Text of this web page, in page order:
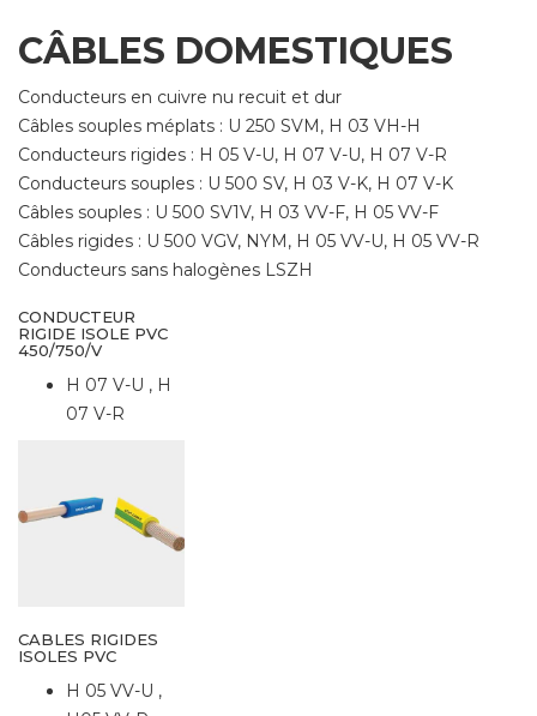
CÂBLES DOMESTIQUES
Conducteurs en cuivre nu recuit et dur
Câbles souples méplats : U 250 SVM, H 03 VH-H
Conducteurs rigides : H 05 V-U, H 07 V-U, H 07 V-R
Conducteurs souples : U 500 SV, H 03 V-K, H 07 V-K
Câbles souples : U 500 SV1V, H 03 VV-F, H 05 VV-F
Câbles rigides : U 500 VGV, NYM, H 05 VV-U, H 05 VV-R
Conducteurs sans halogènes LSZH
CONDUCTEUR
RIGIDE ISOLE PVC
450/750/V
H 07 V-U , H
07 V-R
CABLES RIGIDES
ISOLES PVC
H 05 VV-U ,